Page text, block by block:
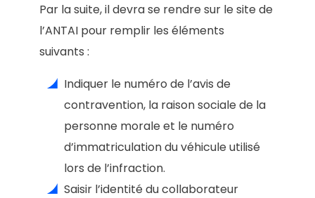
Par la suite, il devra se rendre sur le site de
l’ANTAI pour remplir les éléments
suivants :
Indiquer le numéro de l’avis de
contravention, la raison sociale de la
personne morale et le numéro
d’immatriculation du véhicule utilisé
lors de l’infraction.
Saisir l’identité du collaborateur